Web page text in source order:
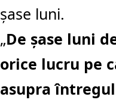
șase luni.
„De șase luni
orice lucru pe
asupra